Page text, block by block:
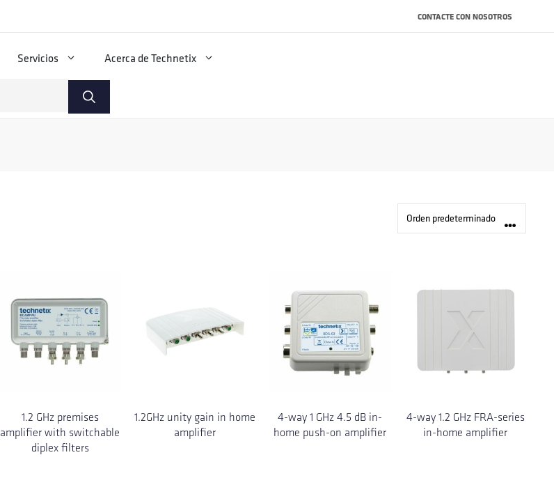
CONTACTE CON NOSOTROS
Servicios Acerca de Technetix
1.2 GHz premises
amplifier with switchable
diplex filters
1.2GHz unity gain in home
amplifier
4-way 1 GHz 4.5 dB in-
home push-on amplifier
4-way 1.2 GHz FRA-series
in-home amplifier